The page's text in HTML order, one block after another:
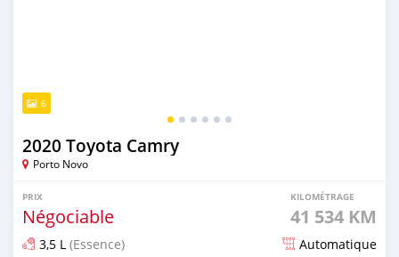
6
2020 Toyota Camry
Porto Novo
PRIX
Négociable
KILOMÉTRAGE
41 534 KM
3,5 L (Essence) Automatique